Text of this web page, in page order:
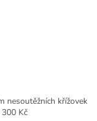
nesoutěžních křížovek
Kč